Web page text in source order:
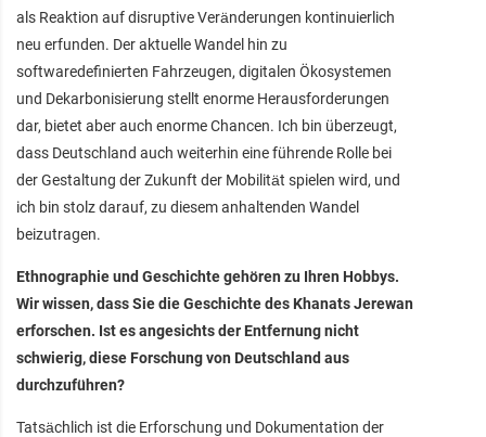
als Reaktion auf disruptive Veränderungen kontinuierlich
neu erfunden. Der aktuelle Wandel hin zu
softwaredefinierten Fahrzeugen, digitalen Ökosystemen
und Dekarbonisierung stellt enorme Herausforderungen
dar, bietet aber auch enorme Chancen. Ich bin überzeugt,
dass Deutschland auch weiterhin eine führende Rolle bei
der Gestaltung der Zukunft der Mobilität spielen wird, und
ich bin stolz darauf, zu diesem anhaltenden Wandel
beizutragen.
Ethnographie und Geschichte gehören zu Ihren Hobbys.
Wir wissen, dass Sie die Geschichte des Khanats Jerewan
erforschen. Ist es angesichts der Entfernung nicht
schwierig, diese Forschung von Deutschland aus
durchzuführen?
Tatsächlich ist die Erforschung und Dokumentation der